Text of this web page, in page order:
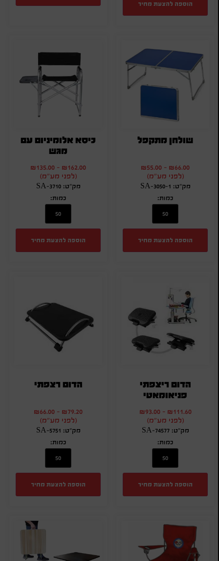
הוספה להצעת מחיר
שולחן מתקפל
₪66.00
-
₪55.00
(לפני מע"מ)
מק"ט: SA-3050-1
כמות:
הוספה להצעת מחיר
כיסא אלומיניום עם
מגש
₪162.00
-
₪135.00
(לפני מע"מ)
מק"ט: SA-3710
כמות:
הוספה להצעת מחיר
הדום ריצפתי
פניאומאטי
₪111.60
-
₪93.00
(לפני מע"מ)
מק"ט: SA-74577
כמות:
הוספה להצעת מחיר
הדום רצפתי
₪79.20
-
₪66.00
(לפני מע"מ)
מק"ט: SA-5751
כמות:
הוספה להצעת מחיר